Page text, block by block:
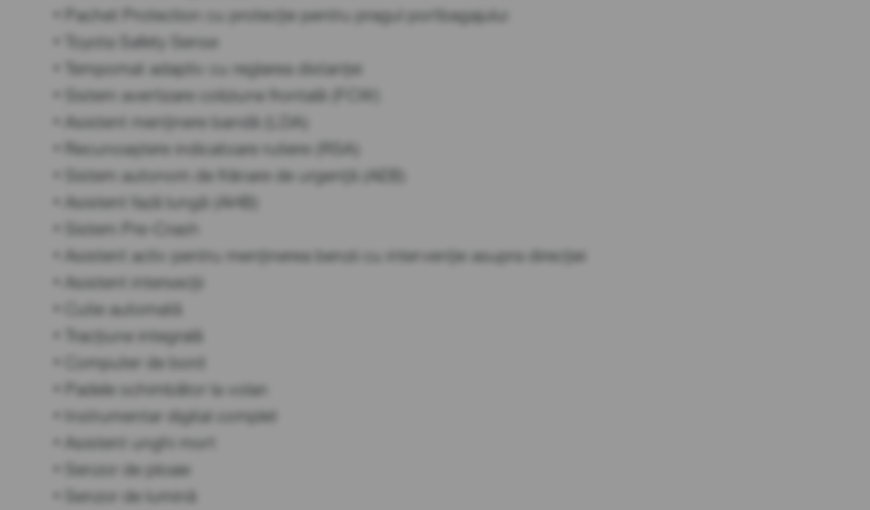
• Pachet Protection cu protecție pentru pragul portbagajului
• Toyota Safety Sense
• Tempomat adaptiv cu reglarea distanței
• Sistem avertizare coliziune frontală (FCW)
• Asistent menținere bandă (LDA)
• Recunoaștere indicatoare rutiere (RSA)
• Sistem autonom de frânare de urgență (AEB)
• Asistent fază lungă (AHB)
• Sistem Pre-Crash
• Asistent activ pentru menținerea benzii cu intervenție asupra direcției
• Asistent intersecții
• Cutie automată
• Tracțiune integrală
• Computer de bord
• Padele schimbător la volan
• Instrumentar digital complet
• Asistent unghi mort
• Senzor de ploaie
• Senzor de lumină